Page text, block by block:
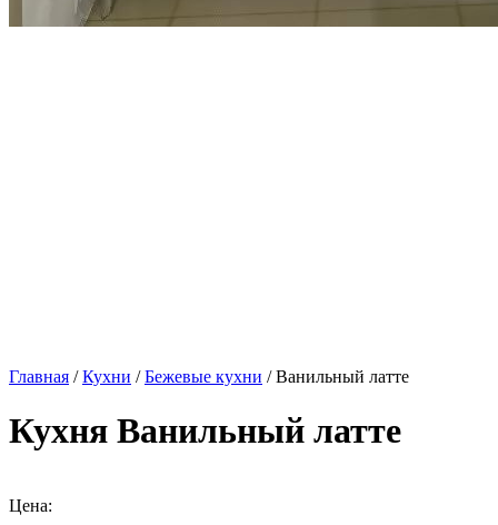
Главная /Кухни /Бежевые кухни / Ванильный латте
Кухня Ванильный латте
Цена: